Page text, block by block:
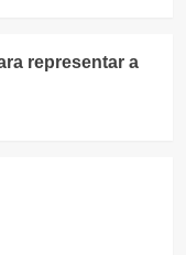
representar a